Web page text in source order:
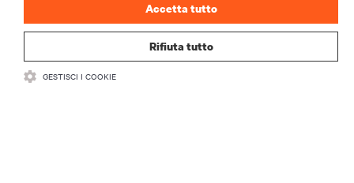
Rifiuta tutto
Accetta tutto
GESTISCI I COOKIE